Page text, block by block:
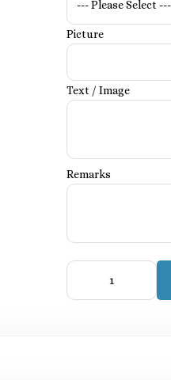
Picture
Text / Image
Remarks